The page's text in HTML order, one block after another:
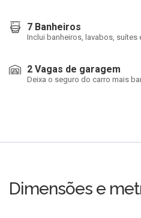
7 Banheiros
Inclui banheiros, lavabos, suítes
2 Vagas de garagem
Deixa o seguro do carro mais
Dimensões e